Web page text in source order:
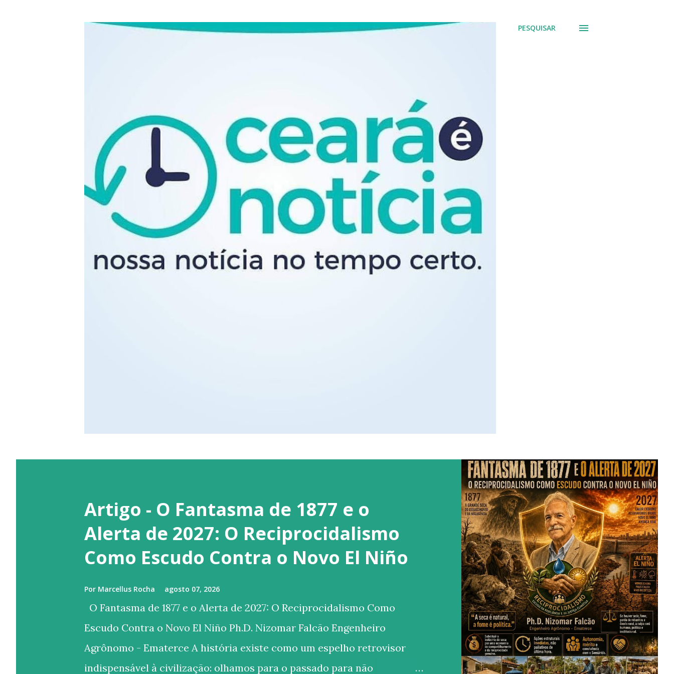
PESQUISAR
Artigo - O Fantasma de 1877 e o
Alerta de 2027: O Reciprocidalismo
Como Escudo Contra o Novo El Niño
Por Marcellus Rocha agosto 07, 2026
O Fantasma de 1877 e o Alerta de 2027: O Reciprocidalismo Como
Escudo Contra o Novo El Niño Ph.D. Nizomar Falcão Engenheiro
Agrônomo - Ematerce A história existe como um espelho retrovisor
indispensável à civilização: olhamos para o passado para não